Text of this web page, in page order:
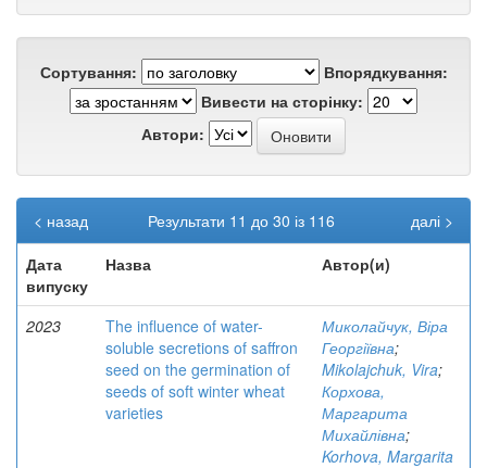
Сортування:
Впорядкування:
Вивести на сторінку:
Автори:
Результати 11 до 30 із 116
< назад
далі >
Дата
випуску
Назва Автор(и)
2023
The influence of water-
soluble secretions of saffron
seed on the germination of
seeds of soft winter wheat
varieties
Миколайчук, Віра
Георгіївна;
Mikolajchuk, Vira;
Корхова,
Маргарита
Михайлівна;
Korhova, Margarita